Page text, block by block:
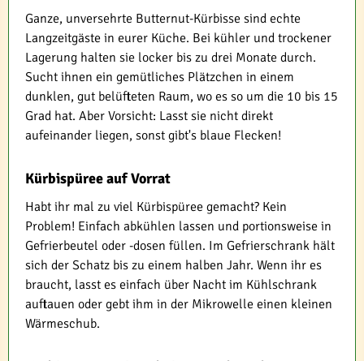
Ganze, unversehrte Butternut-Kürbisse sind echte
Langzeitgäste in eurer Küche. Bei kühler und trockener
Lagerung halten sie locker bis zu drei Monate durch.
Sucht ihnen ein gemütliches Plätzchen in einem
dunklen, gut belüfteten Raum, wo es so um die 10 bis 15
Grad hat. Aber Vorsicht: Lasst sie nicht direkt
aufeinander liegen, sonst gibt's blaue Flecken!
Kürbispüree auf Vorrat
Habt ihr mal zu viel Kürbispüree gemacht? Kein
Problem! Einfach abkühlen lassen und portionsweise in
Gefrierbeutel oder -dosen füllen. Im Gefrierschrank hält
sich der Schatz bis zu einem halben Jahr. Wenn ihr es
braucht, lasst es einfach über Nacht im Kühlschrank
auftauen oder gebt ihm in der Mikrowelle einen kleinen
Wärmeschub.